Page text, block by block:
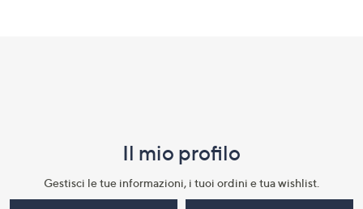
Il mio profilo​
Gestisci le tue informazioni, i tuoi ordini e tua wishlist.​